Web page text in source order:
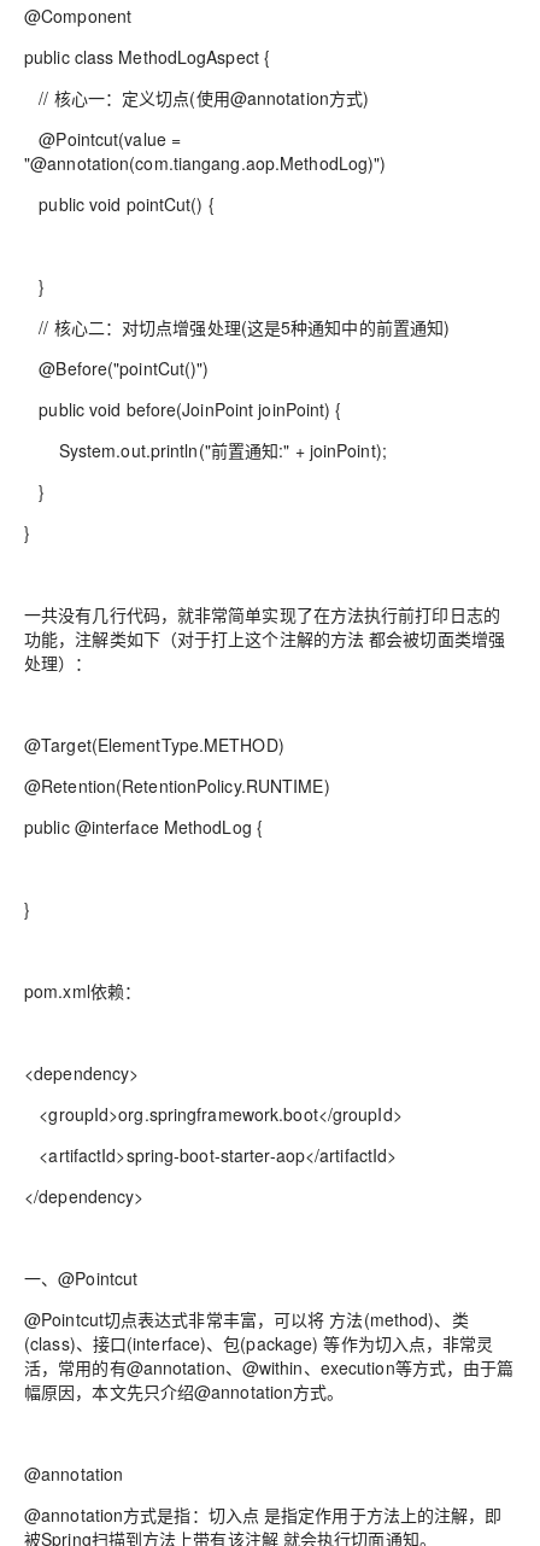
@Component
public class MethodLogAspect {
// 核心一：定义切点(使用@annotation方式)
@Pointcut(value =
"@annotation(com.tiangang.aop.MethodLog)")
public void pointCut() {
}
// 核心二：对切点增强处理(这是5种通知中的前置通知)
@Before("pointCut()")
public void before(JoinPoint joinPoint) {
System.out.println("前置通知:" + joinPoint);
}
}
一共没有几行代码，就非常简单实现了在方法执行前打印日志的
功能，注解类如下（对于打上这个注解的方法 都会被切面类增强
处理）：
@Target(ElementType.METHOD)
@Retention(RetentionPolicy.RUNTIME)
public @interface MethodLog {
}
pom.xml依赖：
<dependency>
<groupId>org.springframework.boot</groupId>
<artifactId>spring-boot-starter-aop</artifactId>
</dependency>
一、@Pointcut
@Pointcut切点表达式非常丰富，可以将 方法(method)、类
(class)、接口(interface)、包(package) 等作为切入点，非常灵
活，常用的有@annotation、@within、execution等方式，由于篇
幅原因，本文先只介绍@annotation方式。
@annotation
@annotation方式是指：切入点 是指定作用于方法上的注解，即
被Spring扫描到方法上带有该注解 就会执行切面通知。